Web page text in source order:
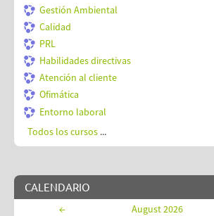
Gestión Ambiental
Calidad
PRL
Habilidades directivas
Atención al cliente
Ofimática
Entorno laboral
Todos los cursos ...
CALENDARIO
← August 2026